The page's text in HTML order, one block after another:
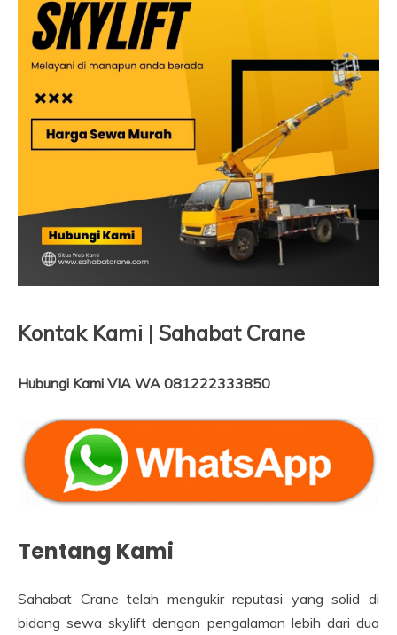
Kontak Kami | Sahabat Crane
Hubungi Kami VIA WA 081222333850
Tentang Kami
Sahabat Crane telah mengukir reputasi yang solid di
bidang sewa skylift dengan pengalaman lebih dari dua